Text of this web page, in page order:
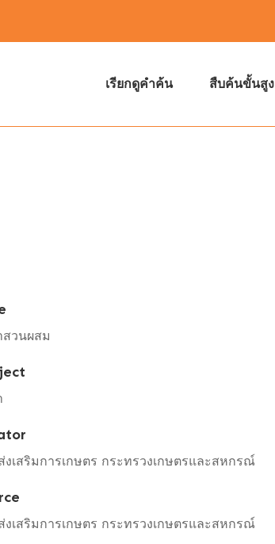
เรียกดูคำค้น สืบค้นขั้นสูง
สวนผสม
งเสริมการเกษตร กระทรวงเกษตรและสหกรณ์
งเสริมการเกษตร กระทรวงเกษตรและสหกรณ์